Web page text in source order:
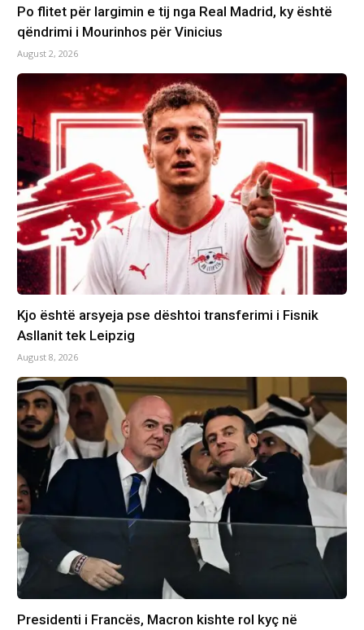
Po flitet për largimin e tij nga Real Madrid, ky është
qëndrimi i Mourinhos për Vinicius
August 2, 2026
Kjo është arsyeja pse dështoi transferimi i Fisnik
Asllanit tek Leipzig
August 8, 2026
Presidenti i Francës, Macron kishte rol kyç në